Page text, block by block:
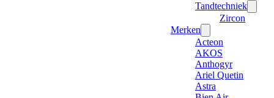
Tandtechniek
Zircon
Merken
Acteon
AKOS
Anthogyr
Ariel Quetin
Astra